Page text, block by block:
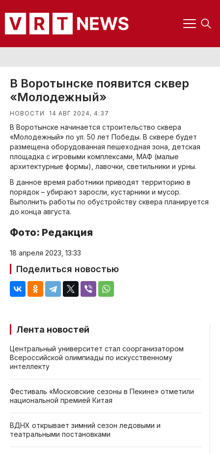
Лента новостей
Центральный университет стал соорганизатором
Всероссийской олимпиады по искусственному
интеллекту
Фестиваль «Московские сезоны в Пекине» отметили
национальной премией Китая
ВДНХ открывает зимний сезон ледовыми и
театральными постановками
В Воротынске появится сквер
«Молодежный»
НОВОСТИ 14 АВГ 2024, 4:37
В Воротынске начинается строительство сквера
«Молодежный» по ул. 50 лет Победы. В сквере будет
размещена оборудованная пешеходная зона, детская
площадка с игровыми комплексами, МАФ (малые
архитектурные формы), лавочки, светильники и урны.
В данное время работники приводят территорию в
порядок – убирают заросли, кустарники и мусор.
Выполнить работы по обустройству сквера планируется
до конца августа.
Фото: Редакция
18 апреля 2023, 13:33
Поделиться новостью